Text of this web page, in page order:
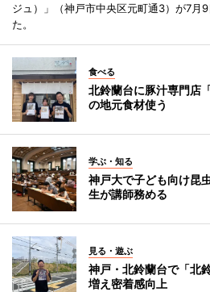
ジュ）」（神戸市中央区元町通3）が7月
た。
食べる
北鈴蘭台に豚汁専門店
の地元食材使う
学ぶ・知る
神戸大で子ども向け
生が講師務める
見る・遊ぶ
神戸・北鈴蘭台で「北
増え密着感向上